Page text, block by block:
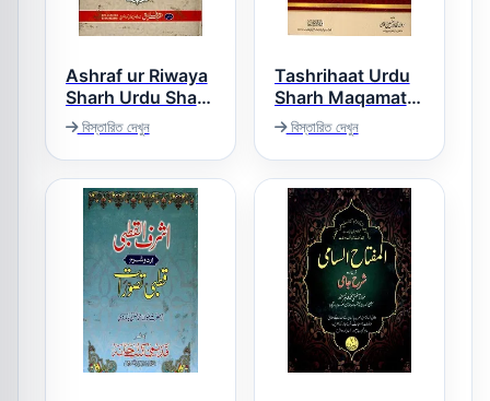
Ashraf ur Riwaya
Sharh Urdu Sharh
ul Wiqaya (Al
Shufa) اشرف
الروایہ اردو شرح
شرح الوقایہ الشفعہ
বিস্তারিত দেখুন
Tashrihaat Urdu
Sharh Maqamat
تشریحات اردو شرح
مقامات
বিস্তারিত দেখুন